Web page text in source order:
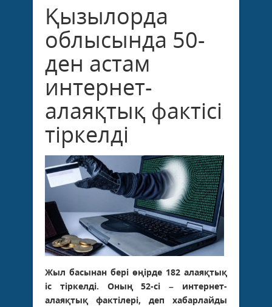
Қызылорда
облысында 50-
ден астам
интернет-
алаяқтық фактісі
тіркелді
Жыл басынан бері өңірде 182 алаяқтық
іс тіркелді. Оның 52-сі – интернет-
алаяқтық фактілері, деп хабарлайды